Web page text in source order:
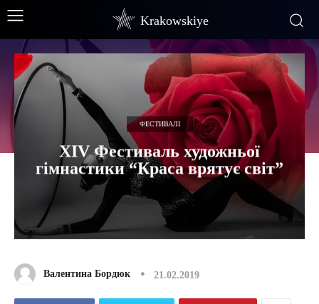
Krakowskiye
ФЕСТИВАЛІ
ХІV Фестиваль художньої
гімнастики “Краса врятує світ”
Валентина Бордюк 21.02.2019